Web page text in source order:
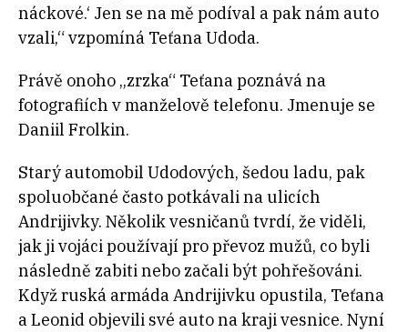
náckové.‘ Jen se na mě podíval a pak nám auto
vzali,“ vzpomíná Teťana Udoda.
Právě onoho „zrzka“ Teťana poznává na
fotografiích v manželově telefonu. Jmenuje se
Daniil Frolkin.
Starý automobil Udodových, šedou ladu, pak
spoluobčané často potkávali na ulicích
Andrijivky. Několik vesničanů tvrdí, že viděli,
jak ji vojáci používají pro převoz mužů, co byli
následně zabiti nebo začali být pohřešováni.
Když ruská armáda Andrijivku opustila, Teťana
a Leonid objevili své auto na kraji vesnice. Nyní